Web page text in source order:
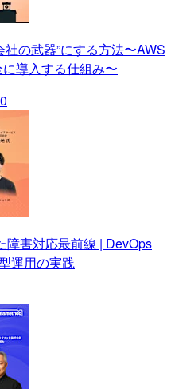
社の武器”にする方法〜AWS
導入する仕組み〜
障害対応最前線 | DevOps
運用の実践